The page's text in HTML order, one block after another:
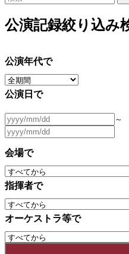
公演記録絞り込み
公演年代で
公演日で
～
会場で
指揮者で
オーケストラ等で